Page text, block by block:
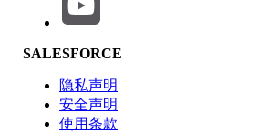
功能影响
SALESFORCE
隐私声明
安全声明
使用条款